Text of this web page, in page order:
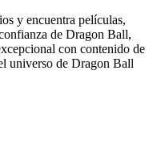
y encuentra películas,
de Dragon Ball,
con contenido de
universo de Dragon Ball